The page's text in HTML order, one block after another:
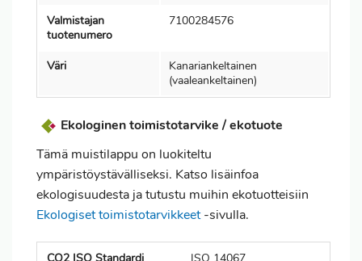
Valmistajan
tuotenumero
7100284576
Väri
Kanariankeltainen
(vaaleankeltainen)
Ekologinen toimistotarvike / ekotuote
Tämä muistilappu on luokiteltu
ympäristöystävälliseksi. Katso lisäinfoa
ekologisuudesta ja tutustu muihin ekotuotteisiin
Ekologiset toimistotarvikkeet-sivulla.